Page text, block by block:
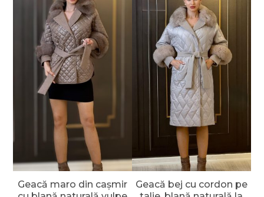
Geacă maro din cașmir
Geacă bej cu cordon pe